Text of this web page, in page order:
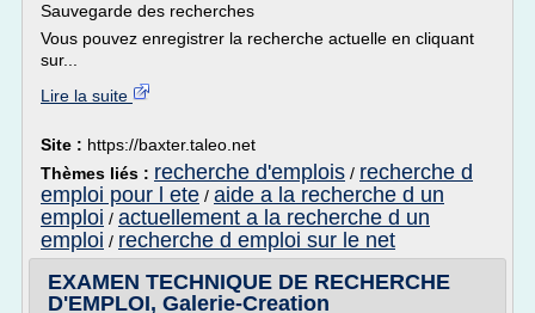
Sauvegarde des recherches
Vous pouvez enregistrer la recherche actuelle en cliquant
sur...
Lire la suite
Site : https://baxter.taleo.net
Thèmes liés : recherche d'emplois / recherche d
emploi pour l ete / aide a la recherche d un
emploi / actuellement a la recherche d un
emploi / recherche d emploi sur le net
EXAMEN TECHNIQUE DE RECHERCHE
D'EMPLOI, Galerie-Creation